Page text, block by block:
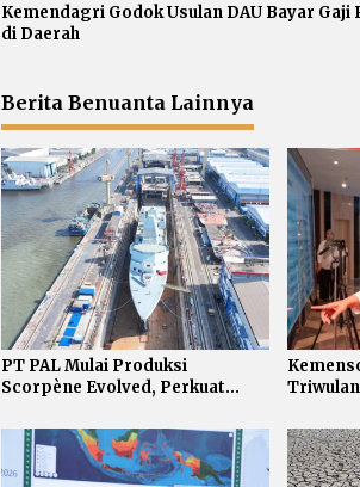
p
o
Kemendagri Godok Usulan DAU Bayar Gaji
di Daerah
Berita Benuanta Lainnya
PT PAL Mulai Produksi
Scorpène Evolved, Perkuat
Triwulan